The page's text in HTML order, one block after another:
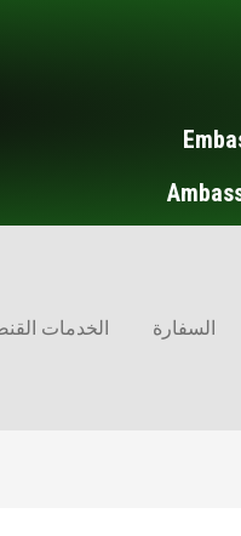
السفارة الخدمات